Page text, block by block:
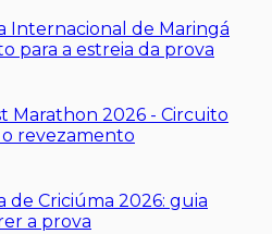
Internacional de Maringá
para a estreia da prova
Marathon 2026 - Circuito
revezamento
de Criciúma 2026: guia
a prova